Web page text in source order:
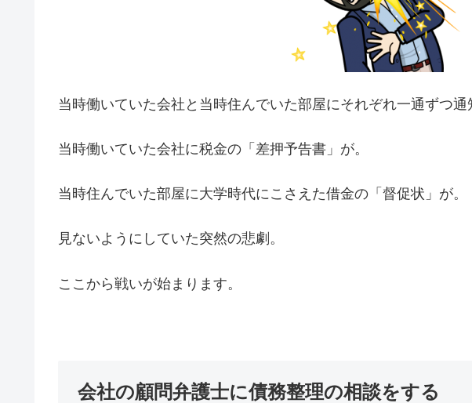
当時働いていた会社と当時住んでいた部屋にそれぞれ一通ずつ通
当時働いていた会社に税金の「差押予告書」が。
当時住んでいた部屋に大学時代にこさえた借金の「督促状」が。
見ないようにしていた突然の悲劇。
ここから戦いが始まります。
会社の顧問弁護士に債務整理の相談をする